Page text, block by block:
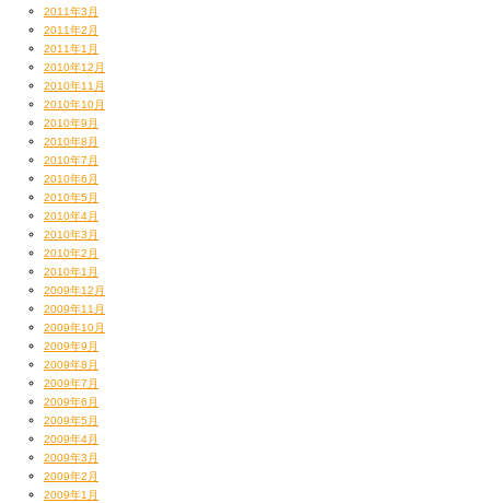
2011年3月
2011年2月
2011年1月
2010年12月
2010年11月
2010年10月
2010年9月
2010年8月
2010年7月
2010年6月
2010年5月
2010年4月
2010年3月
2010年2月
2010年1月
2009年12月
2009年11月
2009年10月
2009年9月
2009年8月
2009年7月
2009年6月
2009年5月
2009年4月
2009年3月
2009年2月
2009年1月